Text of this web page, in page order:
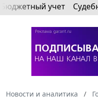
Бюджетный учет
Новости и аналитика